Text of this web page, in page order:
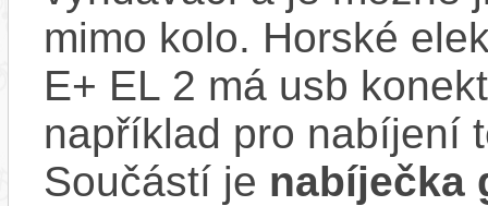
mimo kolo. Horské
E+ EL 2 má usb
například pro nabíjení
Součástí je nabíječka